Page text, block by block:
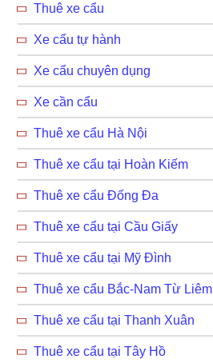
Thuê xe cẩu
Xe cẩu tự hành
Xe cẩu chuyên dụng
Xe cần cẩu
Thuê xe cẩu Hà Nội
Thuê xe cẩu tại Hoàn Kiếm
Thuê xe cẩu Đống Đa
Thuê xe cẩu tại Cầu Giấy
Thuê xe cẩu tại Mỹ Đình
Thuê xe cẩu Bắc-Nam Từ Liêm
Thuê xe cẩu tại Thanh Xuân
Thuê xe cẩu tại Tây Hồ